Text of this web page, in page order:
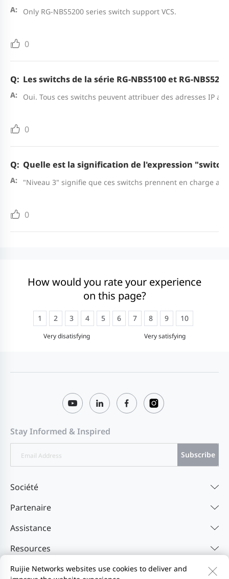
Only RG-NBS5200 series switch support VCS.
0
Les switchs de la série RG-NBS5100 et RG-
Oui. Tous ces switchs peuvent attribuer des adresses IP
0
Quelle est la signification de l'expression "switch
"Niveau 3" signifie que ces switchs prennent en charge
0
How would you rate your experience
on this page?
Very disatisfying
1 2 3 4 5 6 7 8 9 10
Very satisfying
Stay Informed & Inspired
Subscribe
Société
Partenaire
Assistance
Resources
Ruijie Networks websites use cookies to deliver and